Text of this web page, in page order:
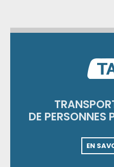
DE PERSONNES
EN